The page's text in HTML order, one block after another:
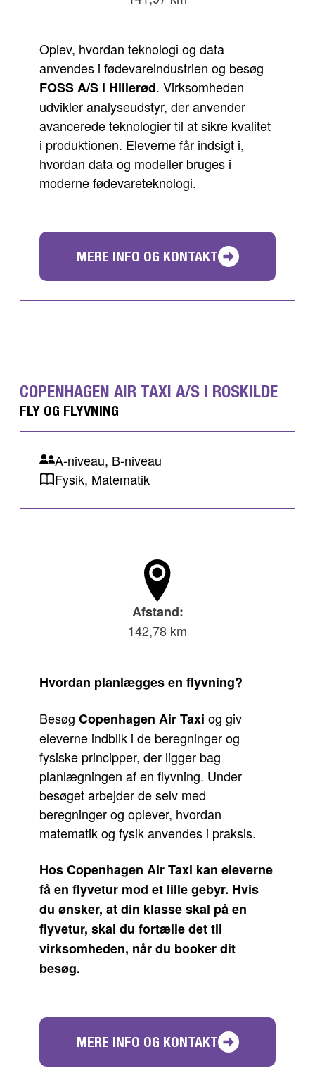
Oplev, hvordan teknologi og data
anvendes i fødevareindustrien og besøg
FOSS A/S i Hillerød. Virksomheden
udvikler analyseudstyr, der anvender
avancerede teknologier til at sikre kvalitet
i produktionen. Eleverne får indsigt i,
hvordan data og modeller bruges i
moderne fødevareteknologi.
MERE INFO OG KONTAKT
COPENHAGEN AIR TAXI A/S I ROSKILDE
FLY OG FLYVNING
A-niveau, B-niveau
Fysik, Matematik
Afstand:
142,78 km
Hvordan planlægges en flyvning?
Besøg Copenhagen Air Taxi og giv
eleverne indblik i de beregninger og
fysiske principper, der ligger bag
planlægningen af en flyvning. Under
besøget arbejder de selv med
beregninger og oplever, hvordan
matematik og fysik anvendes i praksis.
Hos Copenhagen Air Taxi kan eleverne
få en flyvetur mod et lille gebyr. Hvis
du ønsker, at din klasse skal på en
flyvetur, skal du fortælle det til
virksomheden, når du booker dit
besøg.
MERE INFO OG KONTAKT